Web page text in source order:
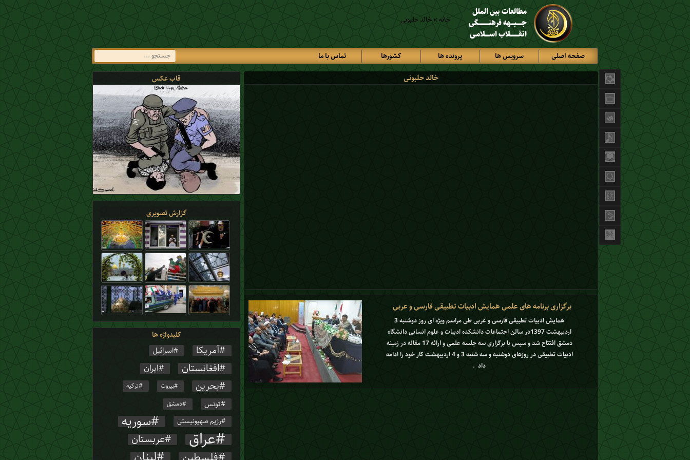
مطالعات بین الملل
جـــــبـــهه فرهنــــــــــگی
انقــــــــلاب اســــلامـی
خانه»خالد حلبونی
صفحه اصلی سرویس ها پرونده ها کشورها تماس با ما
خالد حلبونی
برگزاری برنامه های علمی همایش ادبیات تطبیقی فارسی و عربی
همایش ادبیات تطبیقی فارسی و عربی طی مراسم ویژه ای روز دوشنبه 3
اردیبهشت 1397در سالن اجتماعات دانشکده ادبیات و علوم انسانی دانشگاه
دمشق افتتاح شد و سپس با برگزاری سه جلسه علمی و ارائه 17 مقاله در زمینه
ادبیات تطبیقی در روزهای دوشنبه و سه شنبه 3 و 4 اردیبهشت کار خود را ادامه
داد .
قاب عکس
گزارش تصویری
کلیدواژه ها
آمریکا اسرائیل
افغانستان ایران
بحرین بیروت ترکیه
تونس دمشق
رژیم صهیونیستی سوریه
عراق عربستان